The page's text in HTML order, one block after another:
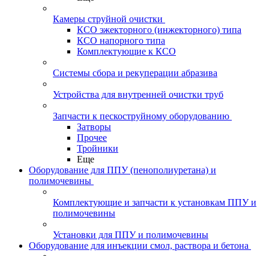
Камеры струйной очистки
КСО эжекторного (инжекторного) типа
КСО напорного типа
Комплектующие к КСО
Системы сбора и рекуперации абразива
Устройства для внутренней очистки труб
Запчасти к пескоструйному оборудованию
Затворы
Прочее
Тройники
Еще
Оборудование для ППУ (пенополиуретана) и
полимочевины
Комплектующие и запчасти к установкам ППУ и
полимочевины
Установки для ППУ и полимочевины
Оборудование для инъекции смол, раствора и бетона